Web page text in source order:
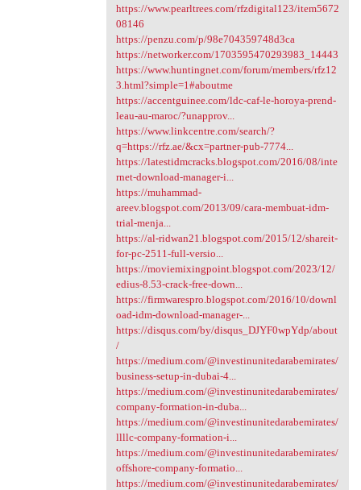
https://www.pearltrees.com/rfzdigital123/item5672
08146
https://penzu.com/p/98e704359748d3ca
https://networker.com/1703595470293983_14443
https://www.huntingnet.com/forum/members/rfz12
3.html?simple=1#aboutme
https://accentguinee.com/ldc-caf-le-horoya-prend-
leau-au-maroc/?unapprov...
https://www.linkcentre.com/search/?
q=https://rfz.ae/&cx=partner-pub-7774...
https://latestidmcracks.blogspot.com/2016/08/inte
rnet-download-manager-i...
https://muhammad-
areev.blogspot.com/2013/09/cara-membuat-idm-
trial-menja...
https://al-ridwan21.blogspot.com/2015/12/shareit-
for-pc-2511-full-versio...
https://moviemixingpoint.blogspot.com/2023/12/
edius-8.53-crack-free-down...
https://firmwarespro.blogspot.com/2016/10/downl
oad-idm-download-manager-...
https://disqus.com/by/disqus_DJYF0wpYdp/about
/
https://medium.com/@investinunitedarabemirates/
business-setup-in-dubai-4...
https://medium.com/@investinunitedarabemirates/
company-formation-in-duba...
https://medium.com/@investinunitedarabemirates/
llllc-company-formation-i...
https://medium.com/@investinunitedarabemirates/
offshore-company-formatio...
https://medium.com/@investinunitedarabemirates/